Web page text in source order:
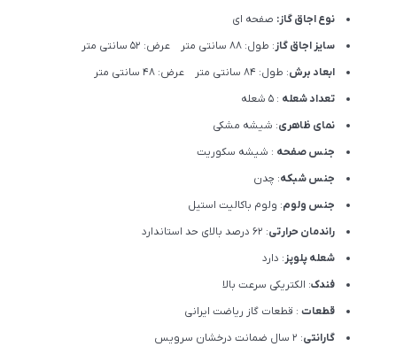
نوع اجاق گاز: صفحه ای
سایز اجاق گاز: طول: 88 سانتی متر عرض: 52 سانتی متر
ابعاد برش: طول: 84 سانتی متر عرض: 48 سانتی متر
تعداد شعله : 5 شعله
نمای ظاهری: شیشه مشکی
جنس صفحه : شیشه سکوریت
جنس شبکه: چدن
جنس ولوم: ولوم باکالیت استیل
راندمان حرارتی: 62 درصد بالای حد استاندارد
شعله پلوپز: دارد
فندک: الکتریکی سرعت بالا
قطعات : قطعات گاز ریاضت ایرانی
گارانتی: 2 سال ضمانت درخشان سرویس